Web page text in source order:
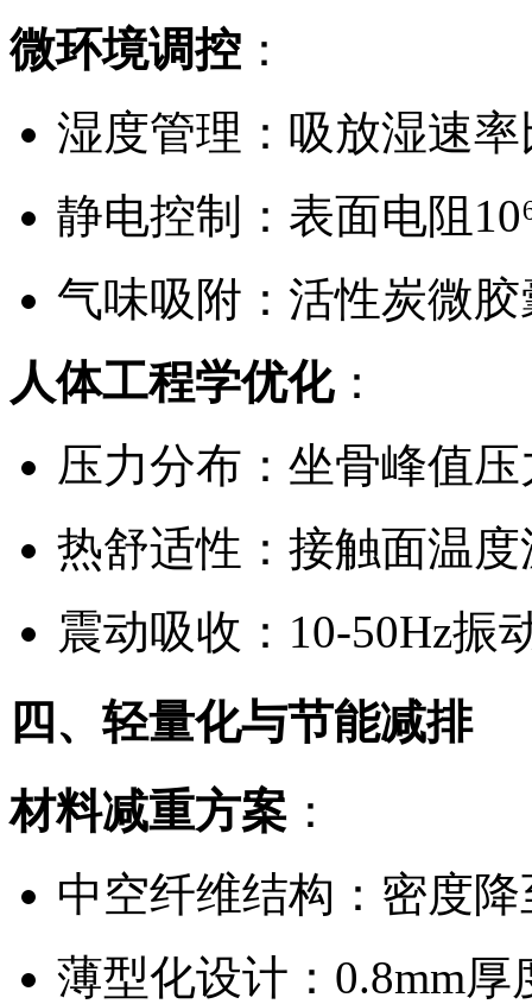
微环境调控 ：
湿度管理：吸放湿速
静电控制：表面电阻
气味吸附：活性炭微
人体工程学优化：
压力分布：坐骨峰值压
热舒适性：接触面温
震动吸收：10-50Hz振
四、轻量化与节能减排
材料减重方案 ：
中空纤维结构：密度降
薄型化设计：0.8mm